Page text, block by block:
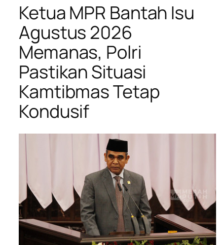
Ketua MPR Bantah Isu
Agustus 2026
Memanas, Polri
Pastikan Situasi
Kamtibmas Tetap
Kondusif